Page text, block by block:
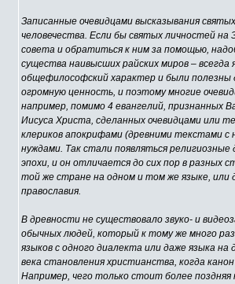
Записанные очевидцами высказывания
человечества. Если бы святых личностей
совета и обратиться к ним за помощью,
существа наивысших райских миров – всегда
общефилософский характер и были полезны
огромную ценность, и поэтому многие
например, помимо 4 евангелий, признанных
Иисуса Христа, сделанных очевидцами или
клериков апокрифами (древними текстами
нуждами. Так стали появляться
эпохи, и он отличается до сих пор в разных
той же стране на одном и том же языке, или
православия.
В древности не существовало звуко- и
обычных людей, который к тому же много
языков с одного диалекта или даже языка
века становления христианства, когда
Например, чего только стоит более поздняя